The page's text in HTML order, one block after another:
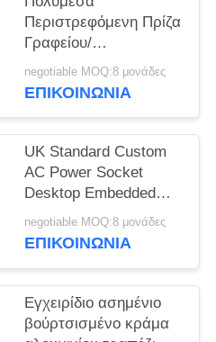
Περιστρεφόμενη Πρίζα
Γραφείου/
Αναδιπλούμενη Πρίζα
Τραπεζιού/Πρίζα
Διάταξης/Πρίζα
Τοποθετημένη σε
Πάνελ Τραπεζιού
negotiable MOQ:8 μονάδες
ΕΠΙΚΟΙΝΩΝΊΑ
UK Standard Custom
AC Power Socket
Desktop Embedded
Electric Flip Socket με
2 πρίζες 1 USB & 1
negotiable MOQ:8 μονάδες
ΕΠΙΚΟΙΝΩΝΊΑ
Εγχειρίδιο ασημένιο
βούρτσισμένο κράμα